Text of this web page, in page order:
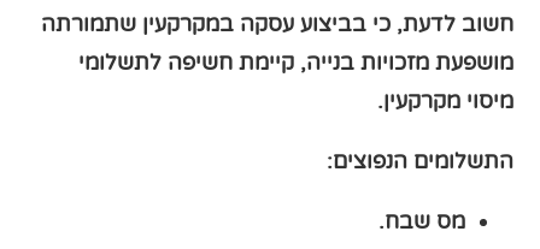
חשוב לדעת, כי בביצוע עסקה במקרקעין שתמורתה
מושפעת מזכויות בנייה, קיימת חשיפה לתשלומי
מיסוי מקרקעין.
התשלומים הנפוצים:
מס שבח.